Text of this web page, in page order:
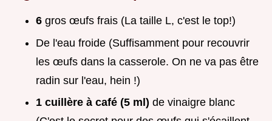
6 gros œufs frais (La taille L, c'est le top!)
De l'eau froide (Suffisamment pour recouvrir
les œufs dans la casserole. On ne va pas être
radin sur l'eau, hein !)
1 cuillère à café (5 ml) de vinaigre blanc